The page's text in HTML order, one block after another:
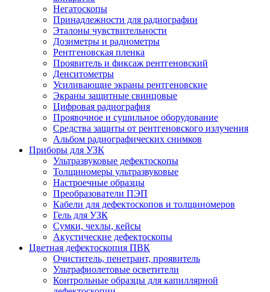
Негатоскопы
Принадлежности для радиографии
Эталоны чувствительности
Дозиметры и радиометры
Рентгеновская пленка
Проявитель и фиксаж рентгеновский
Денситометры
Усиливающие экраны рентгеновские
Экраны защитные свинцовые
Цифровая радиография
Проявочное и сушильное оборудование
Средства защиты от рентгеновского излучения
Альбом радиографических снимков
Приборы для УЗК
Ультразвуковые дефектоскопы
Толщиномеры ультразвуковые
Настроечные образцы
Преобразователи ПЭП
Кабели для дефектоскопов и толщиномеров
Гель для УЗК
Сумки, чехлы, кейсы
Акустические дефектоскопы
Цветная дефектоскопия ПВК
Очиститель, пенетрант, проявитель
Ультрафиолетовые осветители
Контрольные образцы для капиллярной